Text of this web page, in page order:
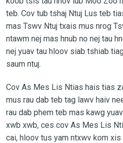
teb. Cov tub tshaj Ntuj Lus teb
mas Tswv Ntuj txais mus nrog
ntawm nej mas hnub no nej tau
nej yuav tau hloov siab tshiab
saum ntuj.
Cov As Mes Lis Ntias hais tias
mus rau dab teb tag lawv haiv
rau dab phem teb mas kawg
xwb xwb, ces cov As Mes Lis
cai, hloov tus yam ntxwv kom xis